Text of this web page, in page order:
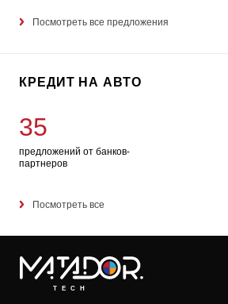
Посмотреть все предложения
КРЕДИТ НА АВТО
35
предложений от банков-
партнеров
Посмотреть все
TECH